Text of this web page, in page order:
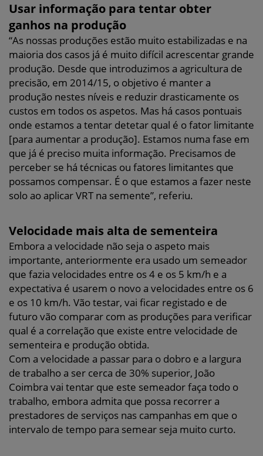
Usar informação para tentar obter
ganhos na produção
“As nossas produções estão muito estabilizadas e na
maioria dos casos já é muito difícil acrescentar grande
produção. Desde que introduzimos a agricultura de
precisão, em 2014/15, o objetivo é manter a
produção nestes níveis e reduzir drasticamente os
custos em todos os aspetos. Mas há casos pontuais
onde estamos a tentar detetar qual é o fator limitante
[para aumentar a produção]. Estamos numa fase em
que já é preciso muita informação. Precisamos de
perceber se há técnicas ou fatores limitantes que
possamos compensar. É o que estamos a fazer neste
solo ao aplicar VRT na semente”, referiu.
Velocidade mais alta de sementeira
Embora a velocidade não seja o aspeto mais
importante, anteriormente era usado um semeador
que fazia velocidades entre os 4 e os 5 km/h e a
expectativa é usarem o novo a velocidades entre os 6
e os 10 km/h. Vão testar, vai ficar registado e de
futuro vão comparar com as produções para verificar
qual é a correlação que existe entre velocidade de
sementeira e produção obtida.
Com a velocidade a passar para o dobro e a largura
de trabalho a ser cerca de 30% superior, João
Coimbra vai tentar que este semeador faça todo o
trabalho, embora admita que possa recorrer a
prestadores de serviços nas campanhas em que o
intervalo de tempo para semear seja muito curto.